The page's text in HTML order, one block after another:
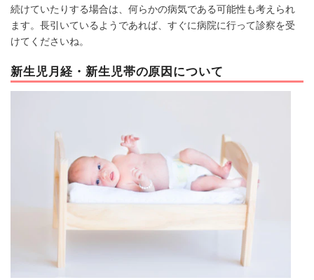
続けていたりする場合は、何らかの病気である可能性も考えられ
ます。長引いているようであれば、すぐに病院に行って診察を受
けてくださいね。
新生児月経・新生児帯の原因について